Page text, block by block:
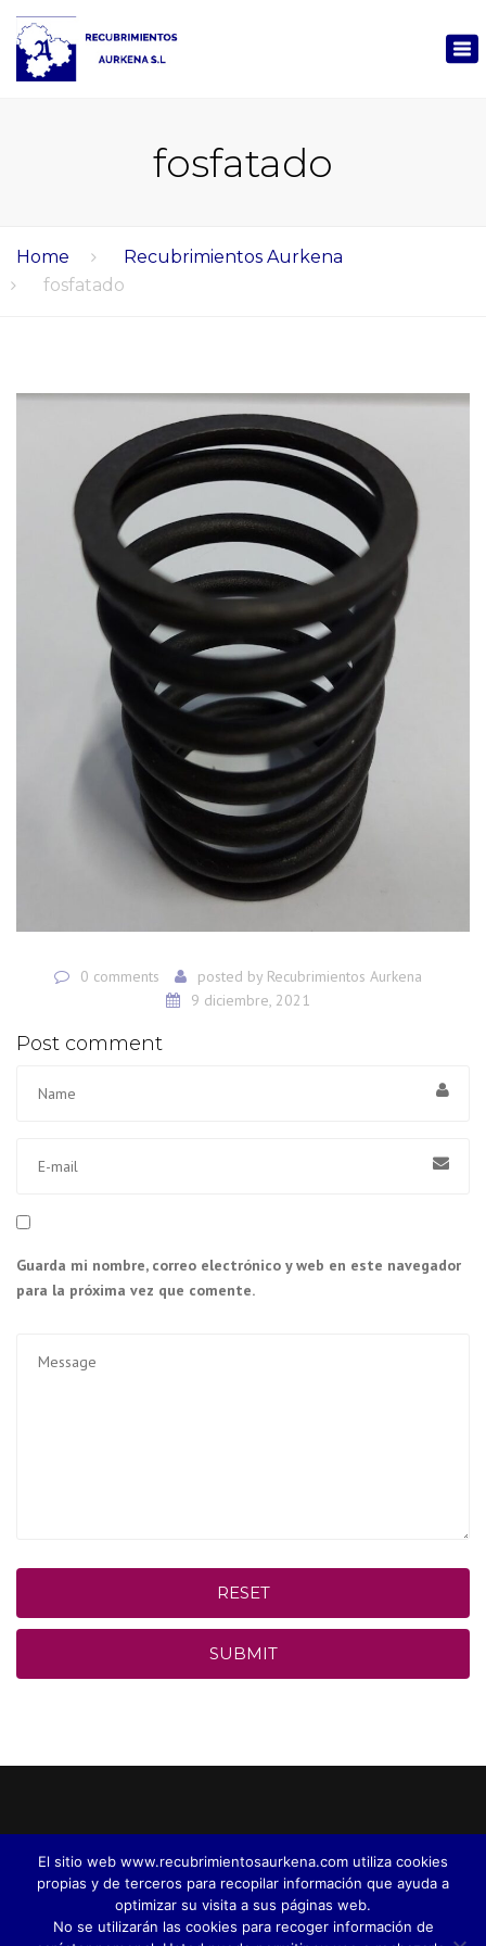
fosfatado
Home
Recubrimientos Aurkena
fosfatado
0 comments posted by Recubrimientos Aurkena
9 diciembre, 2021
Post comment
Guarda mi nombre, correo electrónico y web en este navegador
para la próxima vez que comente.
RESET
SUBMIT
El sitio web www.recubrimientosaurkena.com utiliza cookies
propias y de terceros para recopilar información que ayuda a
optimizar su visita a sus páginas web.
No se utilizarán las cookies para recoger información de